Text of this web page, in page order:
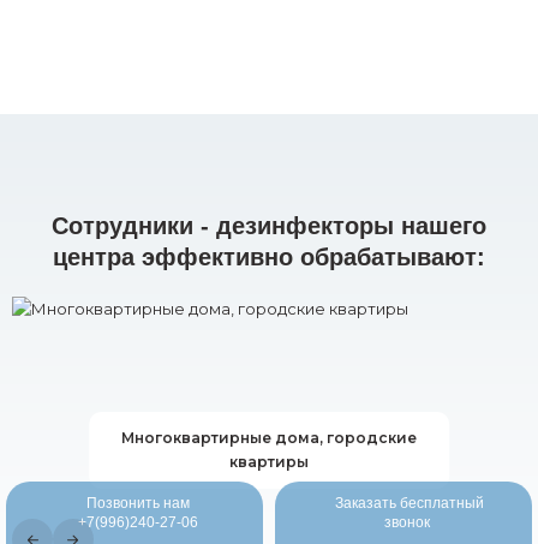
Позвонить нам
+7(996)240-27-06
Заказать бесплатный
звонок
Сотрудники - дезинфекторы нашего
центра эффективно обрабатывают:
Многоквартирные дома, городские
квартиры